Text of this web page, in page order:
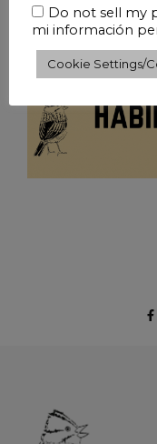
Do not sell my
mi información
Cookie Settings/